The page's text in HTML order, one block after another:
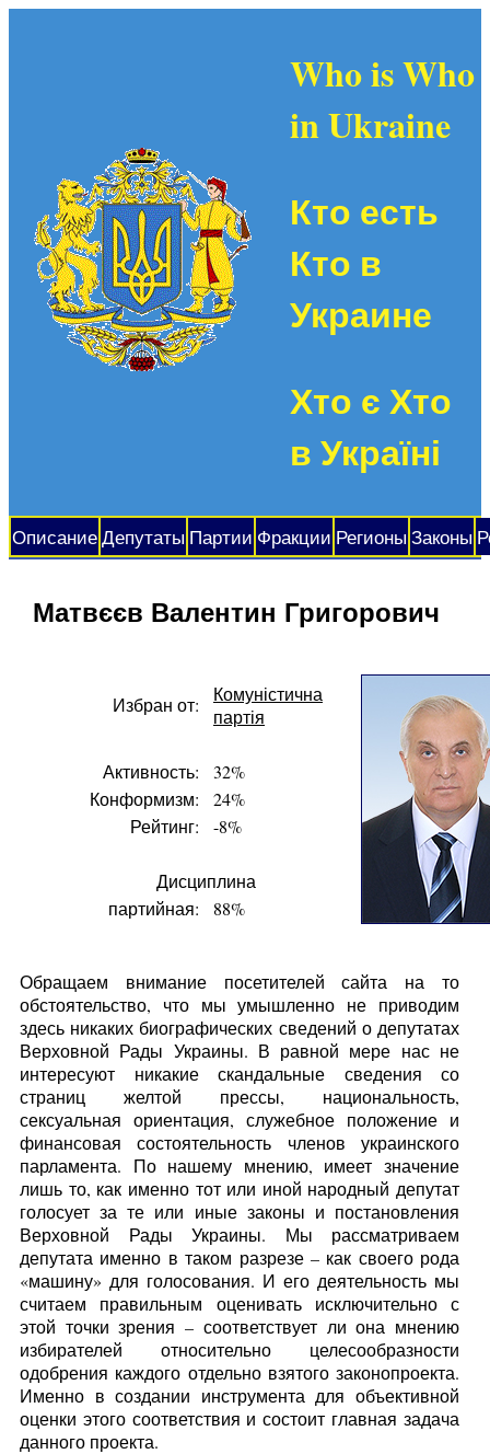
Who is Who
in Ukraine
Кто есть
Кто в
Украине
Хто є Хто
в Україні
Описание Депутаты Партии Фракции Регионы Законы
Матвєєв Валентин Григорович
Избран от:
Комуністична
партія
Активность:
32%
Конформизм:
24%
Рейтинг:
-8%
Дисциплина
партийная:
88%
Обращаем внимание посетителей сайта на то
обстоятельство, что мы умышленно не приводим
здесь никаких биографических сведений о депутатах
Верховной Рады Украины. В равной мере нас не
интересуют никакие скандальные сведения со
страниц желтой прессы, национальность,
сексуальная ориентация, служебное положение и
финансовая состоятельность членов украинского
парламента. По нашему мнению, имеет значение
лишь то, как именно тот или иной народный депутат
голосует за те или иные законы и постановления
Верховной Рады Украины. Мы рассматриваем
депутата именно в таком разрезе – как своего рода
«машину» для голосования. И его деятельность мы
считаем правильным оценивать исключительно с
этой точки зрения – соответствует ли она мнению
избирателей относительно целесообразности
одобрения каждого отдельно взятого законопроекта.
Именно в создании инструмента для объективной
оценки этого соответствия и состоит главная задача
данного проекта.